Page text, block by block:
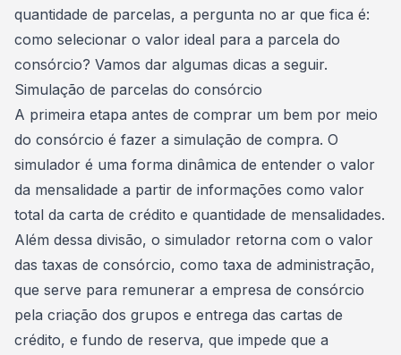
quantidade de parcelas, a pergunta no ar que fica é:
como selecionar o valor ideal para a parcela do
consórcio? Vamos dar algumas dicas a seguir.
Simulação de parcelas do consórcio
A primeira etapa antes de comprar um bem por meio
do consórcio é fazer a simulação de compra. O
simulador é uma forma dinâmica de entender o valor
da mensalidade a partir de informações como valor
total da carta de crédito e quantidade de mensalidades.
Além dessa divisão, o simulador retorna com o valor
das taxas de consórcio, como taxa de administração,
que serve para remunerar a empresa de consórcio
pela criação dos grupos e entrega das cartas de
crédito, e fundo de reserva, que impede que a